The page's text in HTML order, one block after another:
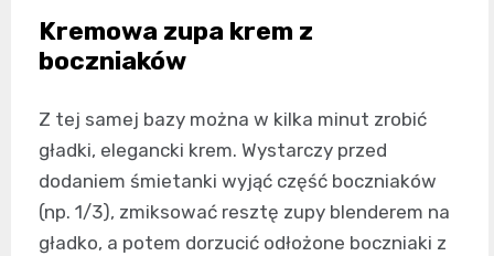
Kremowa zupa krem z
boczniaków
Z tej samej bazy można w kilka minut zrobić
gładki, elegancki krem. Wystarczy przed
dodaniem śmietanki wyjąć część boczniaków
(np. 1/3), zmiksować resztę zupy blenderem na
gładko, a potem dorzucić odłożone boczniaki z